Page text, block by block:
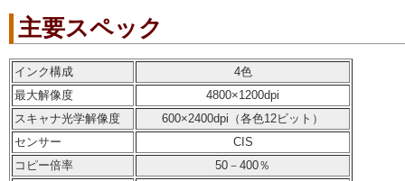
主要スペック
インク構成
4色
最大解像度
4800×1200dpi
スキャナ光学解像度
600×2400dpi（各色12ビット）
センサー
CIS
コピー倍率
50－400％